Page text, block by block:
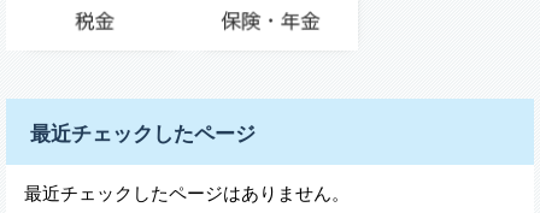
最近チェックしたページ
最近チェックしたページはありません。